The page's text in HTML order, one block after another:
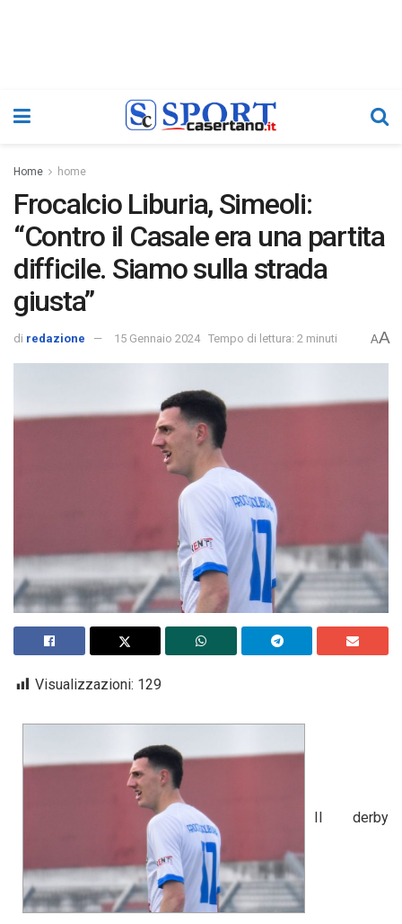
Home home
Frocalcio Liburia, Simeoli:
“Contro il Casale era una partita
difficile. Siamo sulla strada
giusta”
di redazione 15 Gennaio 2024 Tempo di lettura: 2 minuti AA
Visualizzazioni: 129
Il derby